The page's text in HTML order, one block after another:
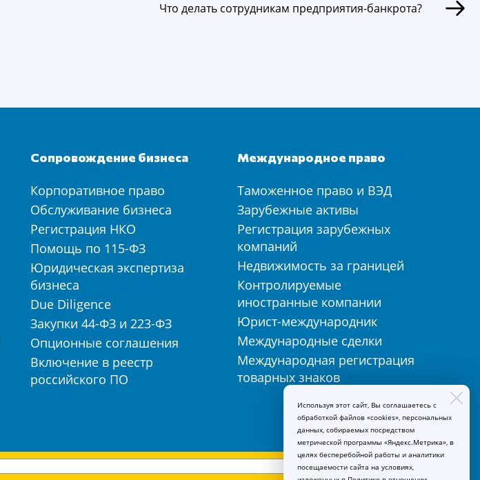
Что делать сотрудникам предприятия-банкрота?
Сопровождение бизнеса
Корпоративное право
Обслуживание бизнеса
Регистрация НКО
Помощь по 115-ФЗ
Юридическая экспертиза
бизнеса
Due Diligence
Закупки 44-ФЗ и 223-ФЗ
Опционные соглашения
Включение в реестр
российского ПО
Международное право
Таможенное право и ВЭД
Зарубежные активы
Регистрация зарубежных
компаний
Недвижимость за границей
Контролируемые
иностранные компании
Юрист-международник
Международные сделки
Международная регистрация
товарных знаков
Используя этот сайт, Вы соглашаетесь с
обработкой файлов «cookies», персональных
данных, собираемых посредством
метрической программы «Яндекс.Метрика», в
целях бесперебойной работы и аналитики
посещаемости сайта на условиях,